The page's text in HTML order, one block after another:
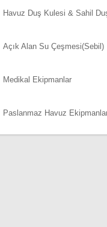
Havuz Duş Kulesi & Sahil
Açık Alan Su Çeşmesi(Sebil)
Medikal Ekipmanlar
Paslanmaz Havuz